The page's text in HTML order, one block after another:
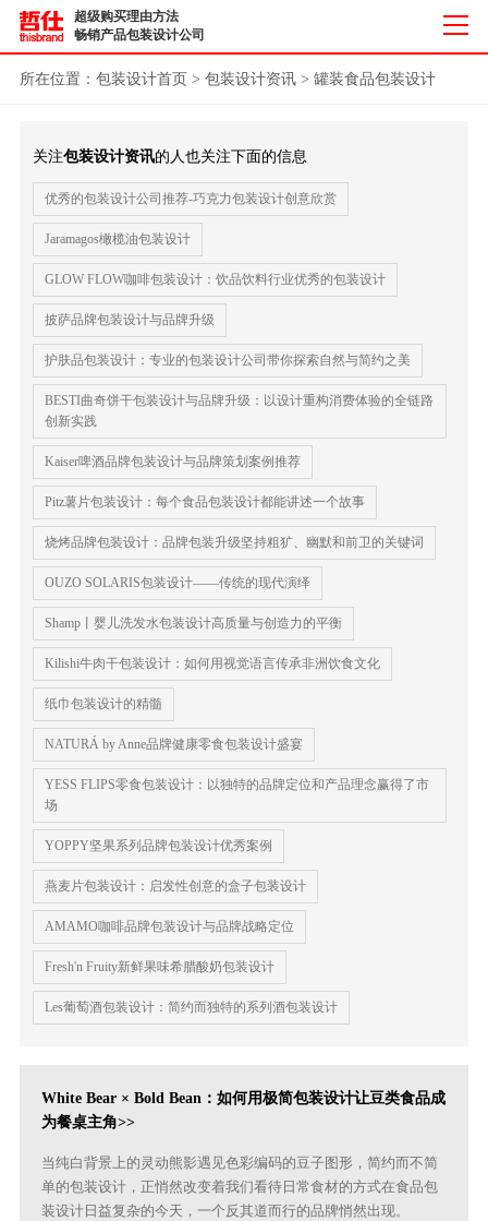
超级购买理由方法
畅销产品包装设计公司
所在位置： 包装设计首页 > 包装设计资讯> 罐装食品包装设计
关注包装设计资讯的人也关注下面的信息
优秀的包装设计公司推荐-巧克力包装设计创意欣赏
Jaramagos橄榄油包装设计
GLOW FLOW咖啡包装设计：饮品饮料行业优秀的包装设计
披萨品牌包装设计与品牌升级
护肤品包装设计：专业的包装设计公司带你探索自然与简约之美
BESTI曲奇饼干包装设计与品牌升级：以设计重构消费体验的全链路
创新实践
Kaiser啤酒品牌包装设计与品牌策划案例推荐
Pitz薯片包装设计：每个食品包装设计都能讲述一个故事
烧烤品牌包装设计：品牌包装升级坚持粗犷、幽默和前卫的关键词
OUZO SOLARIS包装设计——传统的现代演绎
Shamp丨婴儿洗发水包装设计高质量与创造力的平衡
Kilishi牛肉干包装设计：如何用视觉语言传承非洲饮食文化
纸巾包装设计的精髓
NATURÁ by Anne品牌健康零食包装设计盛宴
YESS FLIPS零食包装设计：以独特的品牌定位和产品理念赢得了市
场
YOPPY坚果系列品牌包装设计优秀案例
燕麦片包装设计：启发性创意的盒子包装设计
AMAMO咖啡品牌包装设计与品牌战略定位
Fresh'n Fruity新鲜果味希腊酸奶包装设计
Les葡萄酒包装设计：简约而独特的系列酒包装设计
White Bear × Bold Bean：如何用极简包装设计让豆类食品成
为餐桌主角>>
当纯白背景上的灵动熊影遇见色彩编码的豆子图形，简约而不简
单的包装设计，正悄然改变着我们看待日常食材的方式在食品包
装设计日益复杂的今天，一个反其道而行的品牌悄然出现。